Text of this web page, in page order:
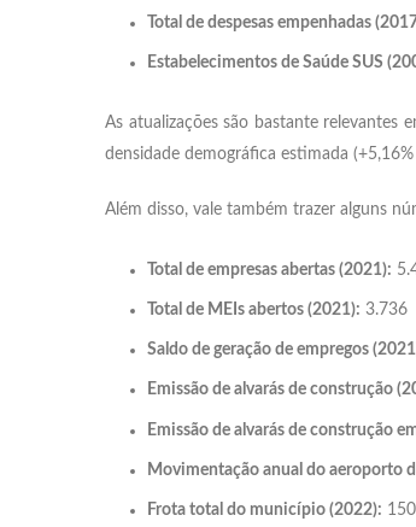
Total de despesas empenhadas
Estabelecimentos de Saúde SUS
As atualizações são bastante relevantes
densidade demográfica estimada
Além disso, vale também trazer alguns
Total de empresas abertas (2021):
Total de MEIs abertos (2021): 3.736
Saldo de geração de empregos
Emissão de alvarás de construção
Emissão de alvarás de construção
Movimentação anual do aeroporto
Frota total do município (2022):